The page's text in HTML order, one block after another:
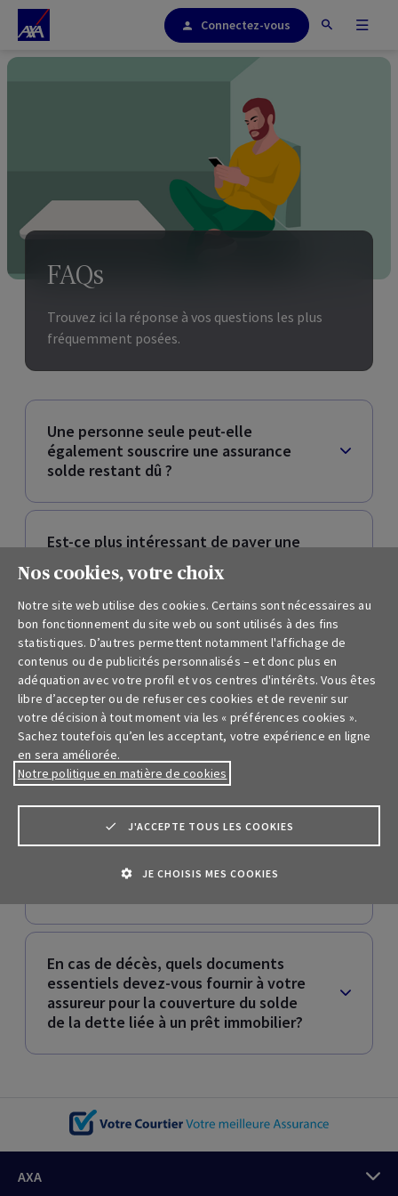
Connectez-vous
FAQs
Trouvez ici la réponse à vos questions les plus
fréquemment posées.
Une personne seule peut-elle
également souscrire une assurance
solde restant dû ?
Est-ce plus intéressant de payer une
prime unique ou une prime annuelle ?
L’assurance solde restant dû est-elle
obligatoire ?
La durée de mon assurance solde
restant dû doit-elle correspondre à la
durée de mon emprunt hypothécaire ?
Dois-je souscrire l'assurance solde
restant dû auprès de la banque chez
qui j'ai contracté mon crédit
En cas de décès, quels documents
essentiels devez-vous fournir à votre
assureur pour la couverture du solde
de la dette liée à un prêt immobilier?
AXA
Nos cookies, votre choix
Notre site web utilise des cookies. Certains sont nécessaires au
bon fonctionnement du site web ou sont utilisés à des fins
statistiques. D’autres permettent notamment l'affichage de
contenus ou de publicités personnalisés – et donc plus en
adéquation avec votre profil et vos centres d'intérêts. Vous êtes
libre d’accepter ou de refuser ces cookies et de revenir sur
votre décision à tout moment via les « préférences cookies ».
Sachez toutefois qu’en les acceptant, votre expérience en ligne
en sera améliorée.
Notre politique en matière de cookies
J'ACCEPTE TOUS LES COOKIES
JE CHOISIS MES COOKIES